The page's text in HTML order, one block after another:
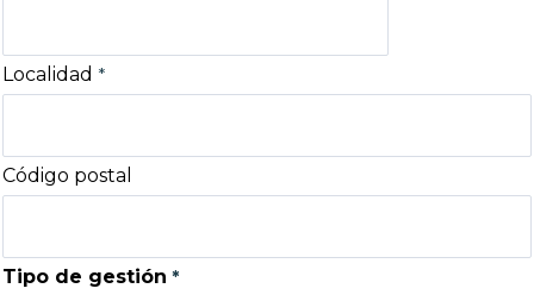
Localidad
Código postal
Tipo de gestión